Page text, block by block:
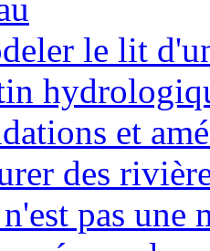
le lit
et
des
pas une